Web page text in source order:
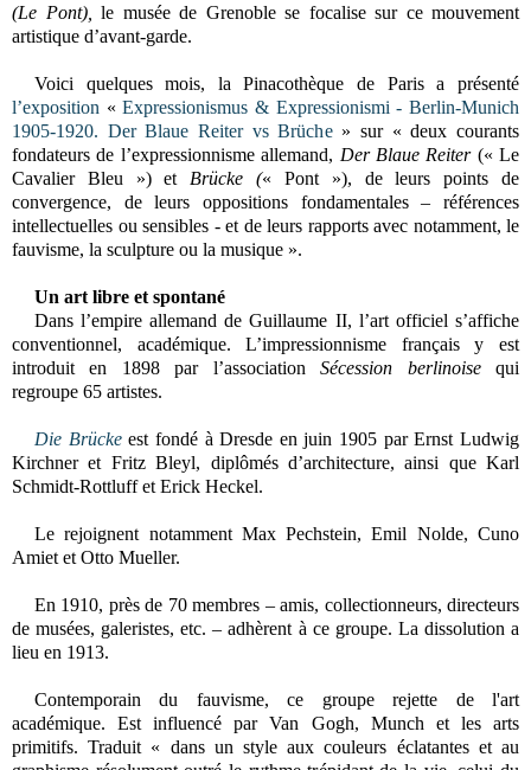
(Le Pont),
le musée de Grenoble se focalise sur ce mouvement
artistique d’avant-garde.
Voici quelques mois, la Pinacothèque de Paris a présenté
l’exposition «Expressionismus & Expressionismi - Berlin-Munich
1905-1920. Der Blaue Reiter vs Brüche» sur « deux courants
fondateurs de l’expressionnisme allemand, Der Blaue Reiter (« Le
Cavalier Bleu ») et Brücke (« Pont »), de leurs points de
convergence, de leurs oppositions fondamentales – références
intellectuelles ou sensibles - et de leurs rapports avec notamment, le
fauvisme, la sculpture ou la musique ».
Un art libre et spontané
Dans l’empire allemand de Guillaume II, l’art officiel s’affiche
conventionnel, académique. L’impressionnisme français y est
introduit en 1898 par l’associationSécession berlinoisequi
regroupe 65 artistes.
Die Brückeest fondé à Dresde en juin 1905 par Ernst Ludwig
Kirchner et Fritz Bleyl, diplômés d’architecture, ainsi que Karl
Schmidt-Rottluff et Erick Heckel.
Le rejoignent notamment Max Pechstein, Emil Nolde, Cuno
Amiet et Otto Mueller.
En 1910, près de 70 membres – amis, collectionneurs, directeurs
de musées, galeristes, etc. – adhèrent à ce groupe. La dissolution a
lieu en 1913.
Contemporain du fauvisme, ce groupe rejette de l'art
académique. Est influencé par Van Gogh, Munch et les arts
primitifs. Traduit « dans un style aux couleurs éclatantes et au